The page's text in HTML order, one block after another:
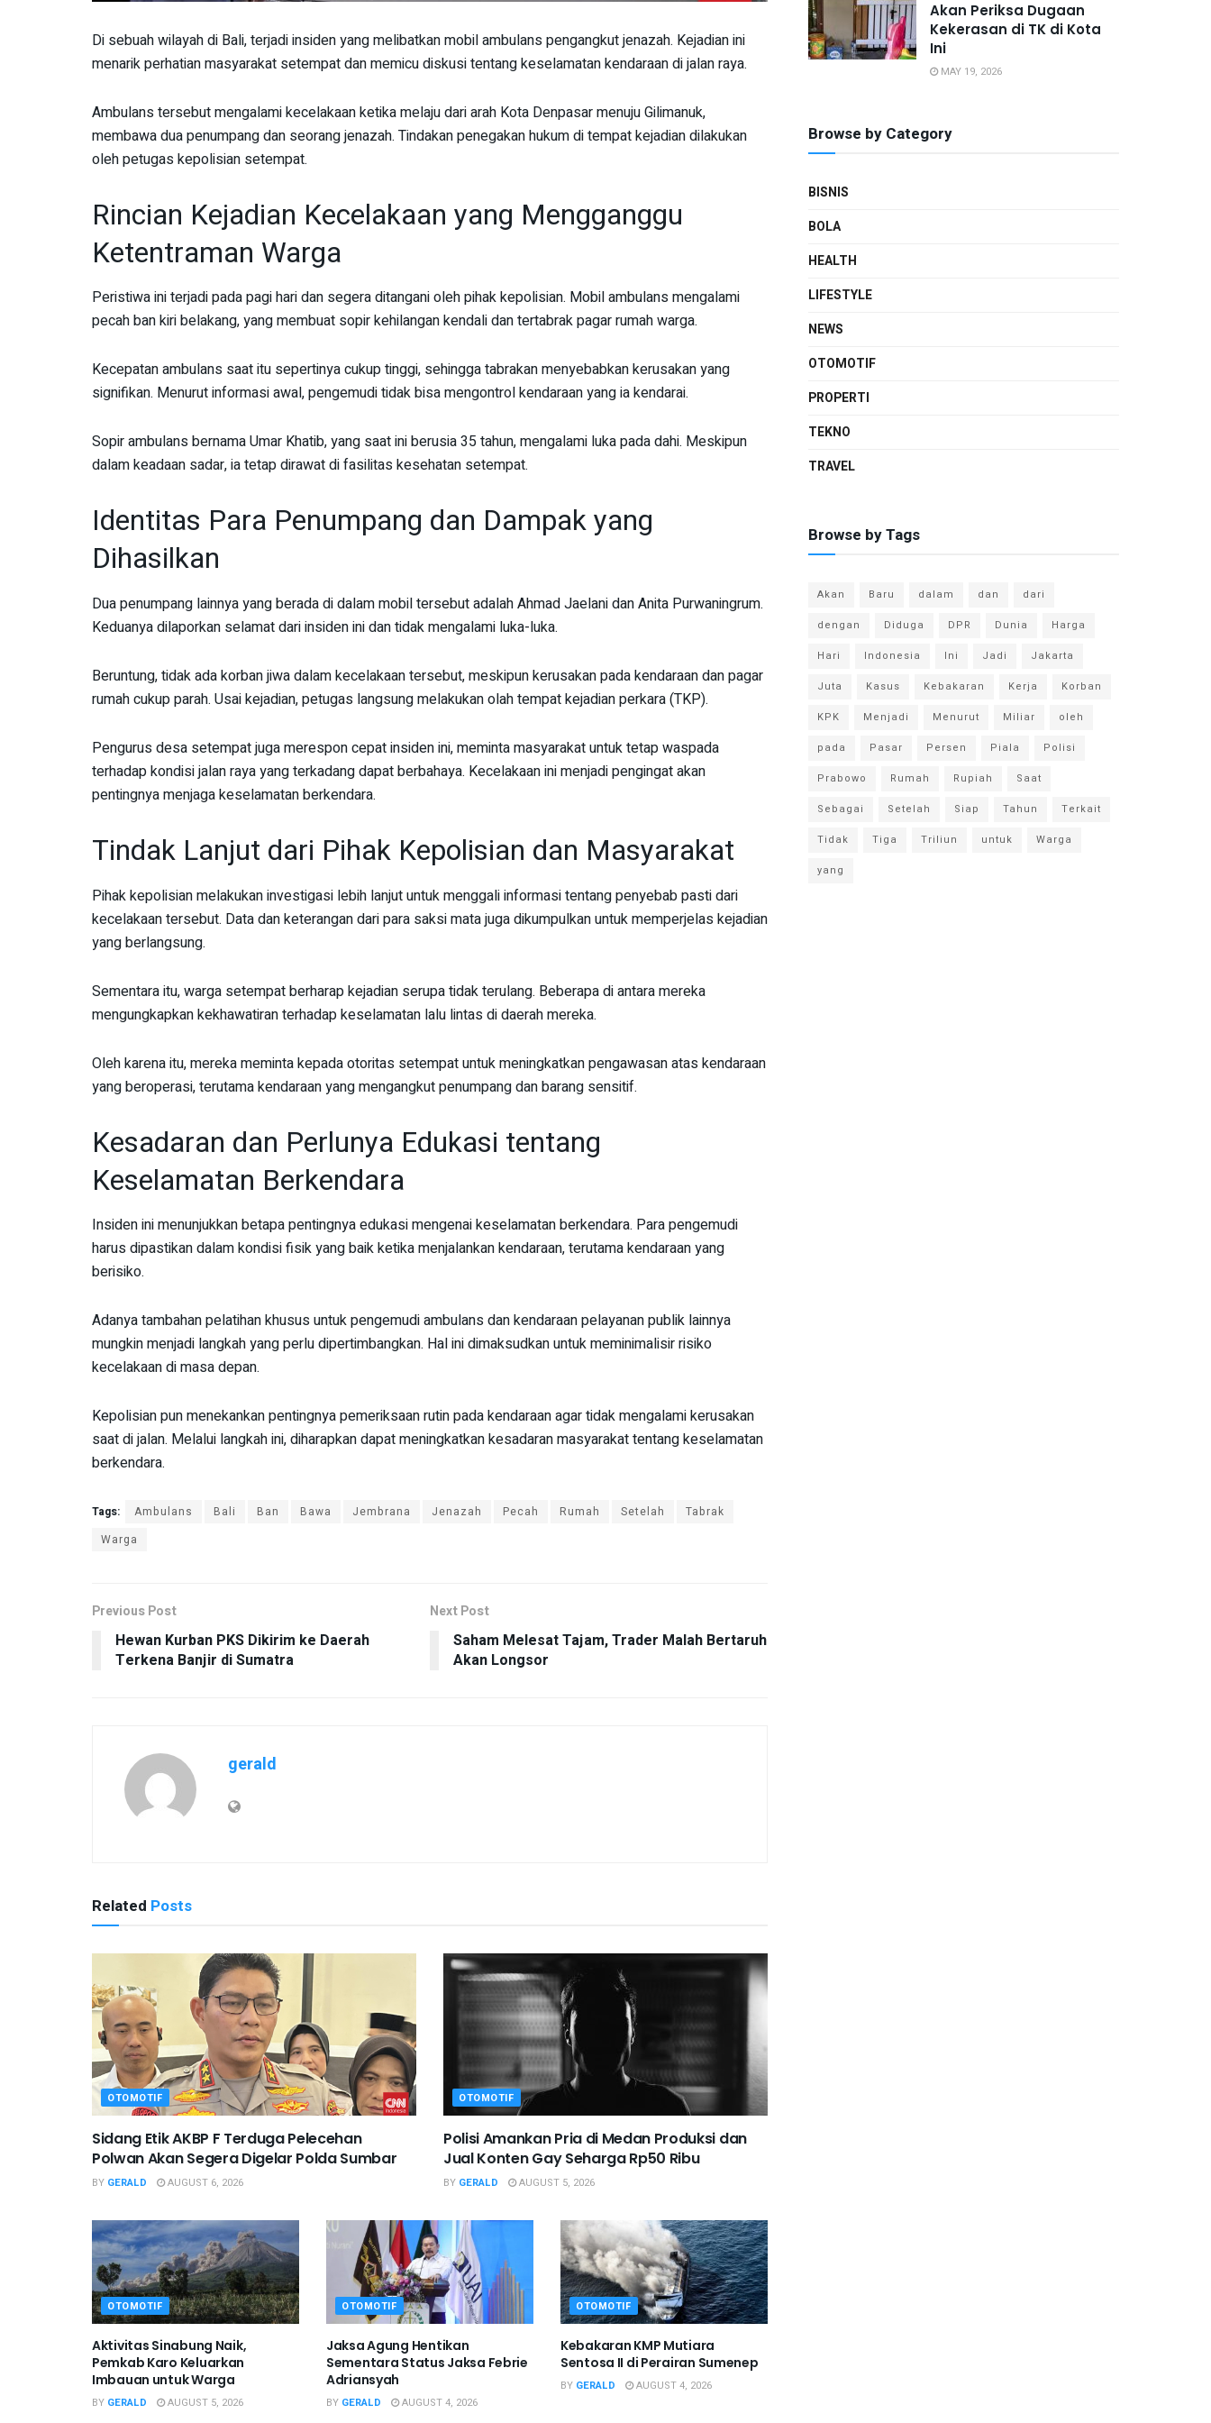
Di sebuah wilayah di Bali, terjadi insiden yang melibatkan mobil ambulans pengangkut jenazah. Kejadian ini
menarik perhatian masyarakat setempat dan memicu diskusi tentang keselamatan kendaraan di jalan raya.
Ambulans tersebut mengalami kecelakaan ketika melaju dari arah Kota Denpasar menuju Gilimanuk,
membawa dua penumpang dan seorang jenazah. Tindakan penegakan hukum di tempat kejadian dilakukan
oleh petugas kepolisian setempat.
Rincian Kejadian Kecelakaan yang Mengganggu
Ketentraman Warga
Peristiwa ini terjadi pada pagi hari dan segera ditangani oleh pihak kepolisian. Mobil ambulans mengalami
pecah ban kiri belakang, yang membuat sopir kehilangan kendali dan tertabrak pagar rumah warga.
Kecepatan ambulans saat itu sepertinya cukup tinggi, sehingga tabrakan menyebabkan kerusakan yang
signifikan. Menurut informasi awal, pengemudi tidak bisa mengontrol kendaraan yang ia kendarai.
Sopir ambulans bernama Umar Khatib, yang saat ini berusia 35 tahun, mengalami luka pada dahi. Meskipun
dalam keadaan sadar, ia tetap dirawat di fasilitas kesehatan setempat.
Identitas Para Penumpang dan Dampak yang
Dihasilkan
Dua penumpang lainnya yang berada di dalam mobil tersebut adalah Ahmad Jaelani dan Anita Purwaningrum.
Keduanya dilaporkan selamat dari insiden ini dan tidak mengalami luka-luka.
Beruntung, tidak ada korban jiwa dalam kecelakaan tersebut, meskipun kerusakan pada kendaraan dan pagar
rumah cukup parah. Usai kejadian, petugas langsung melakukan olah tempat kejadian perkara (TKP).
Pengurus desa setempat juga merespon cepat insiden ini, meminta masyarakat untuk tetap waspada
terhadap kondisi jalan raya yang terkadang dapat berbahaya. Kecelakaan ini menjadi pengingat akan
pentingnya menjaga keselamatan berkendara.
Tindak Lanjut dari Pihak Kepolisian dan Masyarakat
Pihak kepolisian melakukan investigasi lebih lanjut untuk menggali informasi tentang penyebab pasti dari
kecelakaan tersebut. Data dan keterangan dari para saksi mata juga dikumpulkan untuk memperjelas kejadian
yang berlangsung.
Sementara itu, warga setempat berharap kejadian serupa tidak terulang. Beberapa di antara mereka
mengungkapkan kekhawatiran terhadap keselamatan lalu lintas di daerah mereka.
Oleh karena itu, mereka meminta kepada otoritas setempat untuk meningkatkan pengawasan atas kendaraan
yang beroperasi, terutama kendaraan yang mengangkut penumpang dan barang sensitif.
Kesadaran dan Perlunya Edukasi tentang
Keselamatan Berkendara
Insiden ini menunjukkan betapa pentingnya edukasi mengenai keselamatan berkendara. Para pengemudi
harus dipastikan dalam kondisi fisik yang baik ketika menjalankan kendaraan, terutama kendaraan yang
berisiko.
Adanya tambahan pelatihan khusus untuk pengemudi ambulans dan kendaraan pelayanan publik lainnya
mungkin menjadi langkah yang perlu dipertimbangkan. Hal ini dimaksudkan untuk meminimalisir risiko
kecelakaan di masa depan.
Kepolisian pun menekankan pentingnya pemeriksaan rutin pada kendaraan agar tidak mengalami kerusakan
saat di jalan. Melalui langkah ini, diharapkan dapat meningkatkan kesadaran masyarakat tentang keselamatan
berkendara.
Tags: Ambulans Bali Ban Bawa Jembrana Jenazah Pecah Rumah Setelah
Tabrak
Warga
Previous Post
Hewan Kurban PKS Dikirim ke Daerah
Terkena Banjir di Sumatra
Next Post
Saham Melesat Tajam, Trader Malah Bertaruh
Akan Longsor
gerald
Related Posts
OTOMOTIF
Sidang Etik AKBP F Terduga Pelecehan
Polwan Akan Segera Digelar Polda Sumbar
BY GERALD AUGUST 6, 2026
OTOMOTIF
Polisi Amankan Pria di Medan Produksi dan
Jual Konten Gay Seharga Rp50 Ribu
BY GERALD AUGUST 5, 2026
OTOMOTIF
Aktivitas Sinabung Naik,
Pemkab Karo Keluarkan
Imbauan untuk Warga
BY GERALD AUGUST 5, 2026
OTOMOTIF
Jaksa Agung Hentikan
Sementara Status Jaksa Febrie
Adriansyah
BY GERALD AUGUST 4, 2026
OTOMOTIF
Kebakaran KMP Mutiara
Sentosa II di Perairan Sumenep
BY GERALD AUGUST 4, 2026
Akan Periksa Dugaan
Kekerasan di TK di Kota
Ini
MAY 19, 2026
Browse by Category
BISNIS
BOLA
HEALTH
LIFESTYLE
NEWS
OTOMOTIF
PROPERTI
TEKNO
TRAVEL
Browse by Tags
Akan Baru dalam dan
dari
dengan
Diduga DPR Dunia
Harga
Hari
Indonesia Ini Jadi
Jakarta
Juta
Kasus Kebakaran Kerja
Korban
KPK
Menjadi Menurut Miliar
oleh
pada
Pasar Persen Piala
Polisi
Prabowo
Rumah Rupiah
Saat
Sebagai
Setelah Siap Tahun
Terkait
Tidak
Tiga Triliun untuk
Warga
yang